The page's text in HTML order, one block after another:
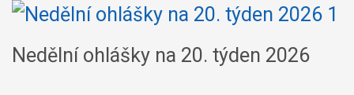
Nedělní ohlášky na 20. týden 2026